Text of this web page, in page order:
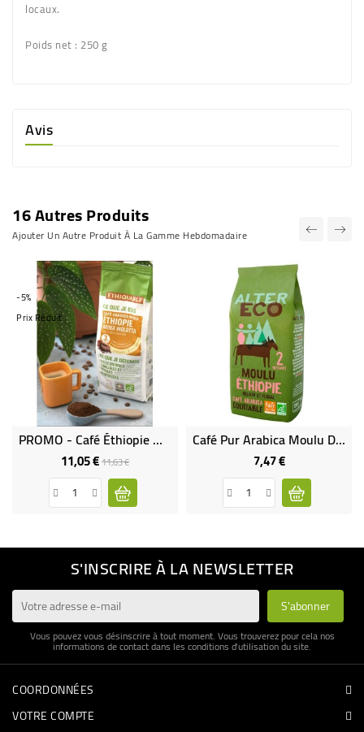
locaux.
Poids net : 250 g
Avis
16 Autres Produits
Ajouter Un Autre Produit À La Gamme Hebdomadaire
-5%
Prix Réduit
PROMO - Café Éthiopie Moka Wolayta MOULU Bio & Équitable
11,05 €Prix
de
base
11,63 €Prix
Café Pur Arabica Moulu D'Ethiopie Bio Et Équitable
7,47 €Prix
S'INSCRIRE À LA NEWSLETTER
Vous pouvez vous désinscrire à tout moment. Vous trouverez pour cela nos
informations de contact dans les conditions d'utilisation du site.
COORDONNÉES
VOTRE COMPTE